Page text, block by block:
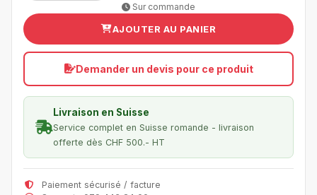
Sur commande
AJOUTER AU PANIER
Demander un devis pour ce produit
Livraison en Suisse
Service complet en Suisse romande - livraison
offerte dès CHF 500.- HT
Paiement sécurisé / facture